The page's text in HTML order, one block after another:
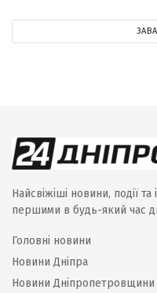
Найсвіжіші новини, події та
першими в будь-який час
Головні новини
Новини Дніпра
Новини Дніпропетровщини